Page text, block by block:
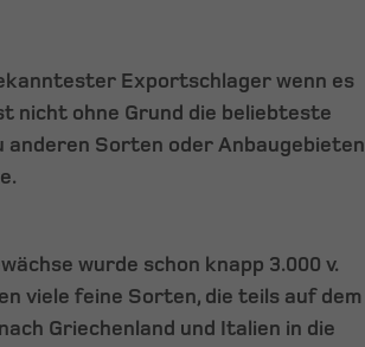
Exportschlager wenn es
nicht ohne Grund die beliebteste
anderen Sorten oder Anbaugebieten
wurde schon knapp 3.000 v.
viele feine Sorten, die teils auf dem
Griechenland und Italien in die